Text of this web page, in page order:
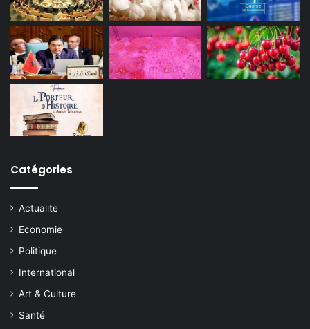
Catégories
Actualite
Economie
Politique
International
Art & Culture
Santé